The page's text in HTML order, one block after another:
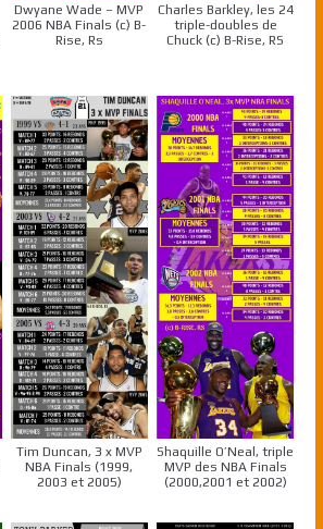
Dwyane Wade – MVP
2006 NBA Finals (c) B-
Rise, Rs
Charles Barkley, les 24
triple-doubles de
Chuck (c) B-Rise, RS
Tim Duncan, 3 x MVP
NBA Finals (1999,
2003 et 2005)
Shaquille O’Neal, triple
MVP des NBA Finals
(2000,2001 et 2002)